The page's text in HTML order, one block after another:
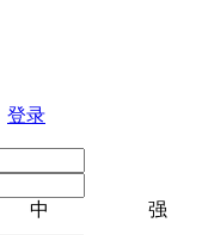
登录
中 强